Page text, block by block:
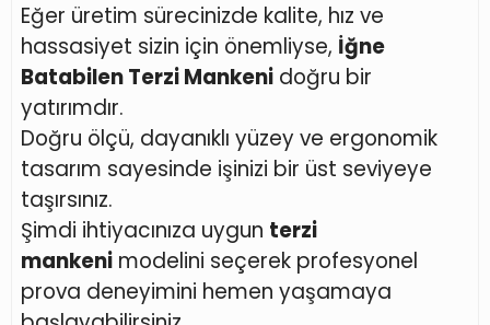
Eğer üretim sürecinizde kalite, hız ve
hassasiyet sizin için önemliyse, İğne
Batabilen Terzi Mankeni doğru bir
yatırımdır.
Doğru ölçü, dayanıklı yüzey ve ergonomik
tasarım sayesinde işinizi bir üst seviyeye
taşırsınız.
Şimdi ihtiyacınıza uygun terzi
mankeni modelini seçerek profesyonel
prova deneyimini hemen yaşamaya